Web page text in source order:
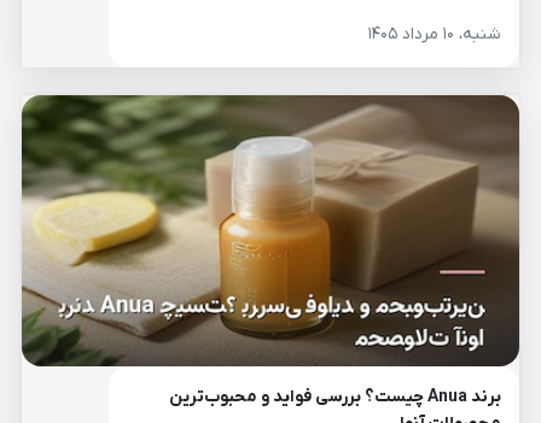
شنبه، ۱۰ مرداد ۱۴۰۵
برند Anua چیست؟ بررسی فواید و محبوب‌ترین